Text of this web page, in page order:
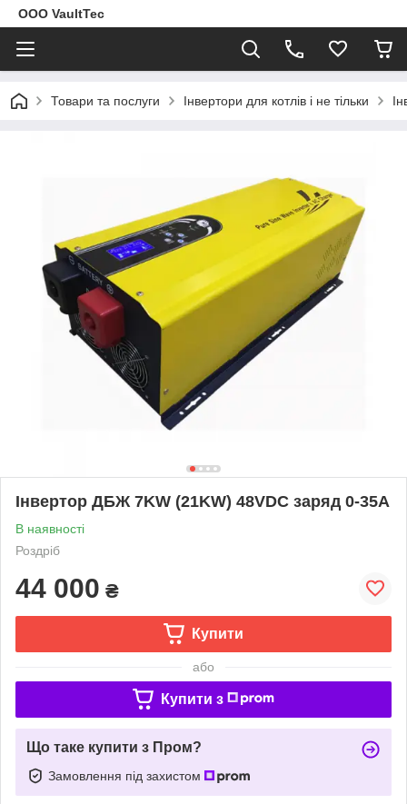
ООО VaultTec
Товари та послуги Інвертори для котлів і не тільки
Інвертор ДБЖ 7KW (21KW) 48VDC заряд 0-35A
В наявності
Роздріб
44 000 ₴
Купити
або
Купити з
Що таке купити з Пром?
Замовлення під захистом